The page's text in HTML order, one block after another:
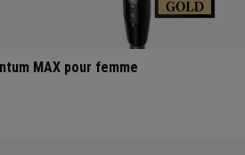
MAX pour femme